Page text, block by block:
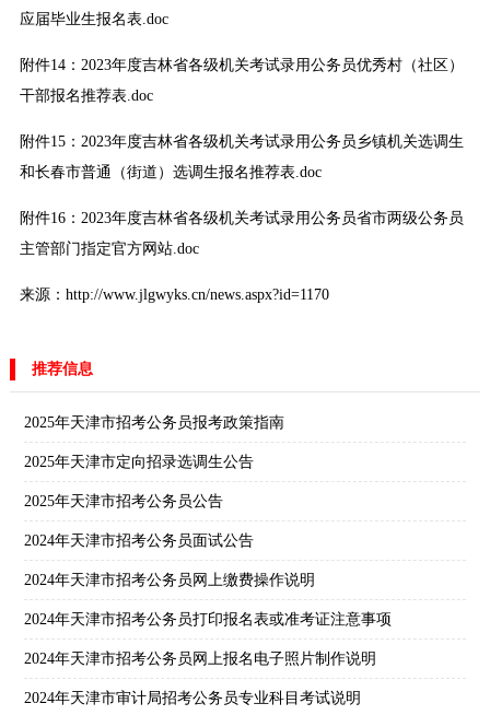
应届毕业生报名表.doc
附件14：2023年度吉林省各级机关考试录用公务员优秀村（社区）
干部报名推荐表.doc
附件15：2023年度吉林省各级机关考试录用公务员乡镇机关选调生
和长春市普通（街道）选调生报名推荐表.doc
附件16：2023年度吉林省各级机关考试录用公务员省市两级公务员
主管部门指定官方网站.doc
来源：http://www.jlgwyks.cn/news.aspx?id=1170
推荐信息
2025年天津市招考公务员报考政策指南
2025年天津市定向招录选调生公告
2025年天津市招考公务员公告
2024年天津市招考公务员面试公告
2024年天津市招考公务员网上缴费操作说明
2024年天津市招考公务员打印报名表或准考证注意事项
2024年天津市招考公务员网上报名电子照片制作说明
2024年天津市审计局招考公务员专业科目考试说明